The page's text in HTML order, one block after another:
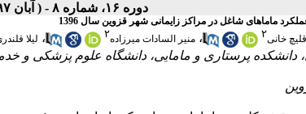
دوره ۱۶، شماره ۸ - ( آبان ۱۳۹۷ )
ماماهای شاغل در مراکز زایمانی شهر قزوین سال 1396
خانی۲ ، منیر السادات میرزاده۲ ، لیلا
دانشکده پرستاری و مامایی، دانشگاه علوم پزشکی و